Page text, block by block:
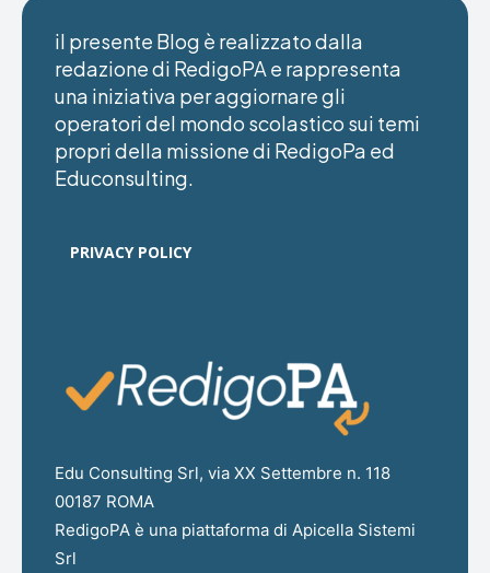
il presente Blog è realizzato dalla
redazione di RedigoPA e rappresenta
una iniziativa per aggiornare gli
operatori del mondo scolastico sui temi
propri della missione di RedigoPa ed
Educonsulting.
PRIVACY POLICY
Edu Consulting Srl, via XX Settembre n. 118
00187 ROMA
RedigoPA è una piattaforma di Apicella Sistemi
Srl